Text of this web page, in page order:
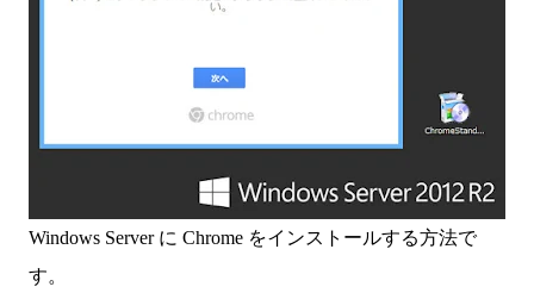
Windows Server に Chrome をインストールする方法で
す。